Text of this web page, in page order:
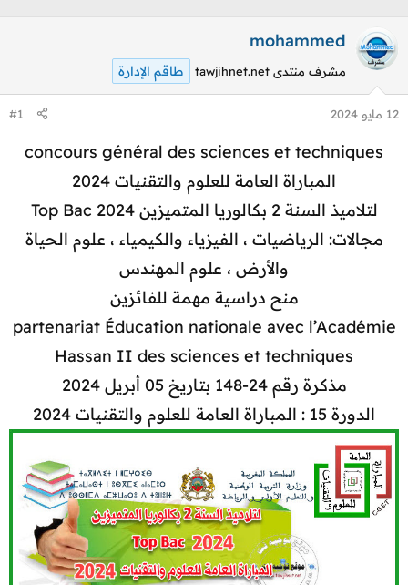
mohammed
مشرف منتدى tawjihnet.net طاقم الإدارة
12 مايو 2024 #1
concours général des sciences et techniques
المباراة العامة للعلوم والتقنيات 2024
لتلاميذ السنة 2 بكالوريا المتميزين Top Bac 2024
مجالات: الرياضيات ، الفيزياء والكيمياء ، علوم الحياة
والأرض ، علوم المهندس
منح دراسية مهمة للفائزين
partenariat Éducation nationale avec l’Académie
Hassan II des sciences et techniques
مذكرة رقم 24-148 بتاريخ 05 أبريل 2024
الدورة 15 : المباراة العامة للعلوم والتقنيات 2024